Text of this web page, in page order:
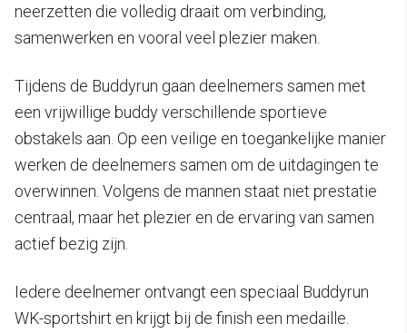
neerzetten die volledig draait om verbinding,
samenwerken en vooral veel plezier maken.
Tijdens de Buddyrun gaan deelnemers samen met
een vrijwillige buddy verschillende sportieve
obstakels aan. Op een veilige en toegankelijke manier
werken de deelnemers samen om de uitdagingen te
overwinnen. Volgens de mannen staat niet prestatie
centraal, maar het plezier en de ervaring van samen
actief bezig zijn.
Iedere deelnemer ontvangt een speciaal Buddyrun
WK-sportshirt en krijgt bij de finish een medaille.